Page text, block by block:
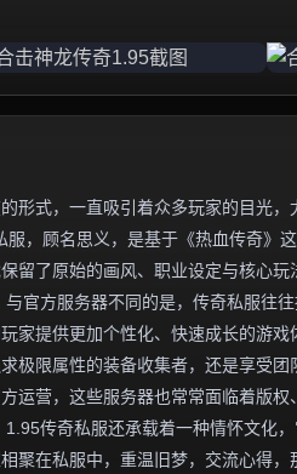
形式，一直吸引着众多玩家的目光
，顾名思义，是基于《热血传奇》
留了原始的画风、职业设定与核心玩
官方服务器不同的是，传奇私服往
家提供更加个性化、快速成长的游
极限属性的装备收集者，还是享受
运营，这些服务器也常常面临着版权
传奇私服还承载着一种情怀文化
聚在私服中，重温旧梦，交流心得